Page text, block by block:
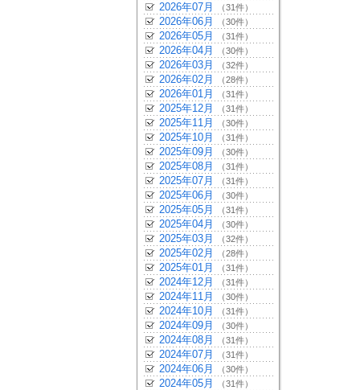
2026年07月 （31件）
2026年06月 （30件）
2026年05月 （31件）
2026年04月 （30件）
2026年03月 （32件）
2026年02月 （28件）
2026年01月 （31件）
2025年12月 （31件）
2025年11月 （30件）
2025年10月 （31件）
2025年09月 （30件）
2025年08月 （31件）
2025年07月 （31件）
2025年06月 （30件）
2025年05月 （31件）
2025年04月 （30件）
2025年03月 （32件）
2025年02月 （28件）
2025年01月 （31件）
2024年12月 （31件）
2024年11月 （30件）
2024年10月 （31件）
2024年09月 （30件）
2024年08月 （31件）
2024年07月 （31件）
2024年06月 （30件）
2024年05月 （31件）